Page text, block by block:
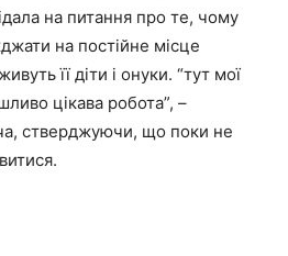
на питання про те, чому
на постійне місце
її діти і онуки. “тут мої
цікава робота”, –
стверджуючи, що поки не